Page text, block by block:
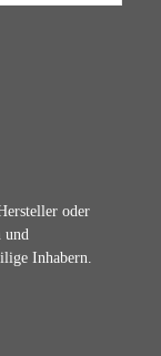
oder
und
Inhabern.